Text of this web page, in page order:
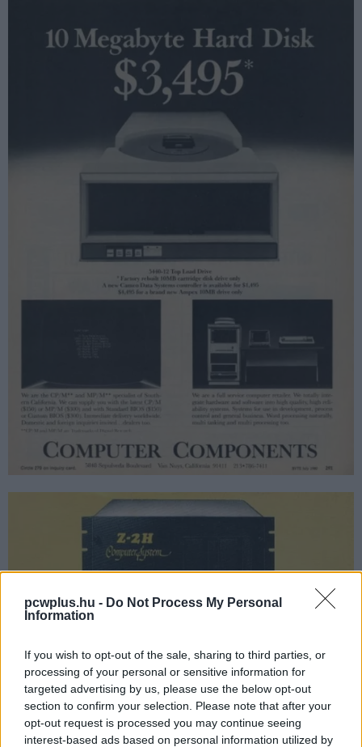
pcwplus.hu - Do Not Process My Personal
Information
If you wish to opt-out of the sale, sharing to third parties, or
processing of your personal or sensitive information for
targeted advertising by us, please use the below opt-out
section to confirm your selection. Please note that after your
opt-out request is processed you may continue seeing
interest-based ads based on personal information utilized by